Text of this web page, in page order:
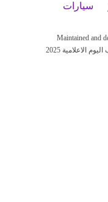
سيارات
Maintained and